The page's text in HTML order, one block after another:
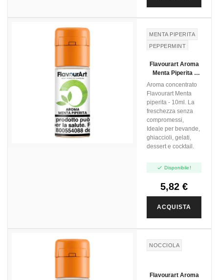
MENTA PIPERITA
PEPPERMINT
Flavourart Aroma
Menta Piperita -
10ml
Aroma concentrato
Flavourart Menta
piperita - 10ml. La
freschezza senza
compromessi,
Ideale per bevande,
ghiaccioli, gelati,
dessert e cocktail.
 Disponibile!
5,82 €
ACQUISTA
NOCCIOLA
Flavourart Aroma